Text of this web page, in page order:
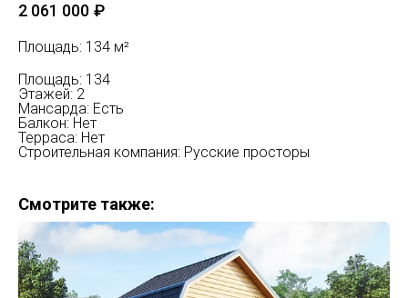
2 061 000 ₽
Площадь: 134 м²
Площадь: 134
Этажей: 2
Мансарда: Есть
Балкон: Нет
Терраса: Нет
Строительная компания: Русские просторы
Смотрите также: